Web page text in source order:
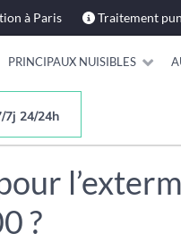
à Paris Traitement
PRINCIPAUX NUISIBLES
7j 24/24h
?